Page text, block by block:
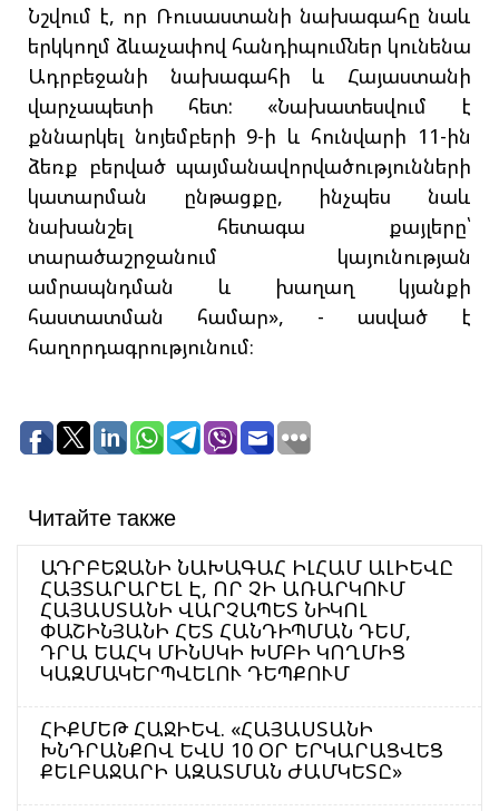
Նշվում է, որ Ռուսաստանի նախագահը նաև
երկկողմ ձևաչափով հանդիպումներ կունենա
Ադրբեջանի նախագահի և Հայաստանի
վարչապետի հետ: «Նախատեսվում է
քննարկել նոյեմբերի 9-ի և հունվարի 11-ին
ձեռք բերված պայմանավորվածությունների
կատարման ընթացքը, ինչպես նաև
նախանշել հետագա քայլերը՝
տարածաշրջանում կայունության
ամրապնդման և խաղաղ կյանքի
հաստատման համար», - ասված է
հաղորդագրությունում։
Читайте также
ԱԴՐԲԵՋԱՆԻ ՆԱԽԱԳԱՀ ԻԼՀԱՄ ԱԼԻԵՎԸ
ՀԱՅՏԱՐԱՐԵԼ Է, ՈՐ ՉԻ ԱՌԱՐԿՈՒՄ
ՀԱՅԱՍՏԱՆԻ ՎԱՐՉԱՊԵՏ ՆԻԿՈԼ
ՓԱՇԻՆՅԱՆԻ ՀԵՏ ՀԱՆԴԻՊՄԱՆ ԴԵՄ,
ԴՐԱ ԵԱՀԿ ՄԻՆՍԿԻ ԽՄԲԻ ԿՈՂՄԻՑ
ԿԱԶՄԱԿԵՐՊՎԵԼՈՒ ԴԵՊՔՈՒՄ
ՀԻՔՄԵԹ ՀԱՋԻԵՎ. «ՀԱՅԱՍՏԱՆԻ
ԽՆԴՐԱՆՔՈՎ ԵՎՍ 10 ՕՐ ԵՐԿԱՐԱՑՎԵՑ
ՔԵԼԲԱՋԱՐԻ ԱԶԱՏՄԱՆ ԺԱՄԿԵՏԸ»